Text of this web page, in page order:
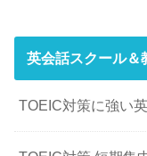
英会話スクール＆
TOEIC対策に強い